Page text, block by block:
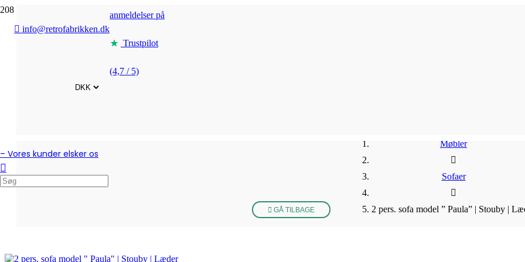
info@retrofabrikken.dk
anmeldelser på
Trustpilot
(4,7 / 5)
– Vores kunder elsker os
GÅ TILBAGE
Møbler
Sofaer
2 pers. sofa model ” Paula” | Stouby |